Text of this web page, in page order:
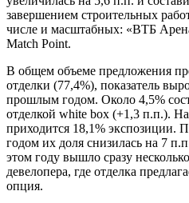
завершением строительных
числе и масштабных: «ВТБ
Match Point.
В общем объеме предложения
отделки (77,4%), показатель
прошлым годом. Около 4,5%
отделкой white box (+1,3 п.п.).
приходится 18,1%
годом их доля снизилась на 7
этом году вышло сразу
девелопера, где отделка
опция.